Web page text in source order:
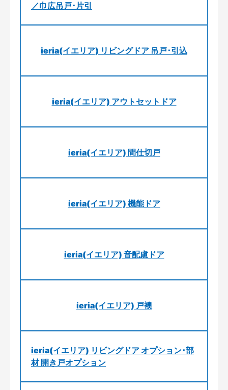
／巾広吊戸･片引
ieria(イエリア) リビングドア 吊戸･引込
ieria(イエリア) アウトセットドア
ieria(イエリア) 間仕切戸
ieria(イエリア) 機能ドア
ieria(イエリア) 音配慮ドア
ieria(イエリア) 戸襖
ieria(イエリア) リビングドア オプション･部
材 開き戸オプション